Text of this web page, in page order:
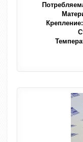
Крепление: